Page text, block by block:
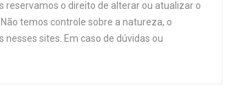
reservamos o direito de alterar ou atualizar o
temos controle sobre a natureza, o
sites. Em caso de dúvidas ou